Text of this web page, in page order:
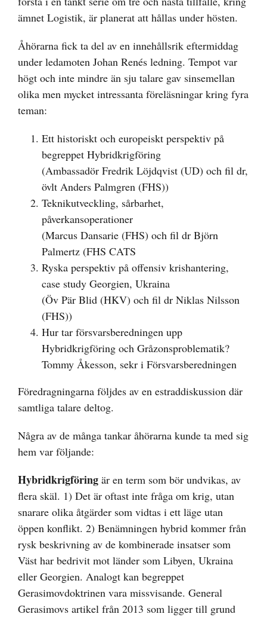
ämnet Logistik, är planerat att hållas under hösten.
Åhörarna fick ta del av en innehållsrik eftermiddag
under ledamoten Johan Renés ledning. Tempot var
högt och inte mindre än sju talare gav sinsemellan
olika men mycket intressanta föreläsningar kring fyra
teman:
Ett historiskt och europeiskt perspektiv på
begreppet Hybridkrigföring
(Ambassadör Fredrik Löjdqvist (UD) och fil dr,
övlt Anders Palmgren (FHS))
Teknikutveckling, sårbarhet,
påverkansoperationer
(Marcus Dansarie (FHS) och fil dr Björn
Palmertz (FHS CATS
Ryska perspektiv på offensiv krishantering,
case study Georgien, Ukraina
(Öv Pär Blid (HKV) och fil dr Niklas Nilsson
(FHS))
Hur tar försvarsberedningen upp
Hybridkrigföring och Gråzonsproblematik?
Tommy Åkesson, sekr i Försvarsberedningen
Föredragningarna följdes av en estraddiskussion där
samtliga talare deltog.
Några av de många tankar åhörarna kunde ta med sig
hem var följande:
Hybridkrigföring är en term som bör undvikas, av
flera skäl. 1) Det är oftast inte fråga om krig, utan
snarare olika åtgärder som vidtas i ett läge utan
öppen konflikt. 2) Benämningen hybrid kommer från
rysk beskrivning av de kombinerade insatser som
Väst har bedrivit mot länder som Libyen, Ukraina
eller Georgien. Analogt kan begreppet
Gerasimovdoktrinen vara missvisande. General
Gerasimovs artikel från 2013 som ligger till grund